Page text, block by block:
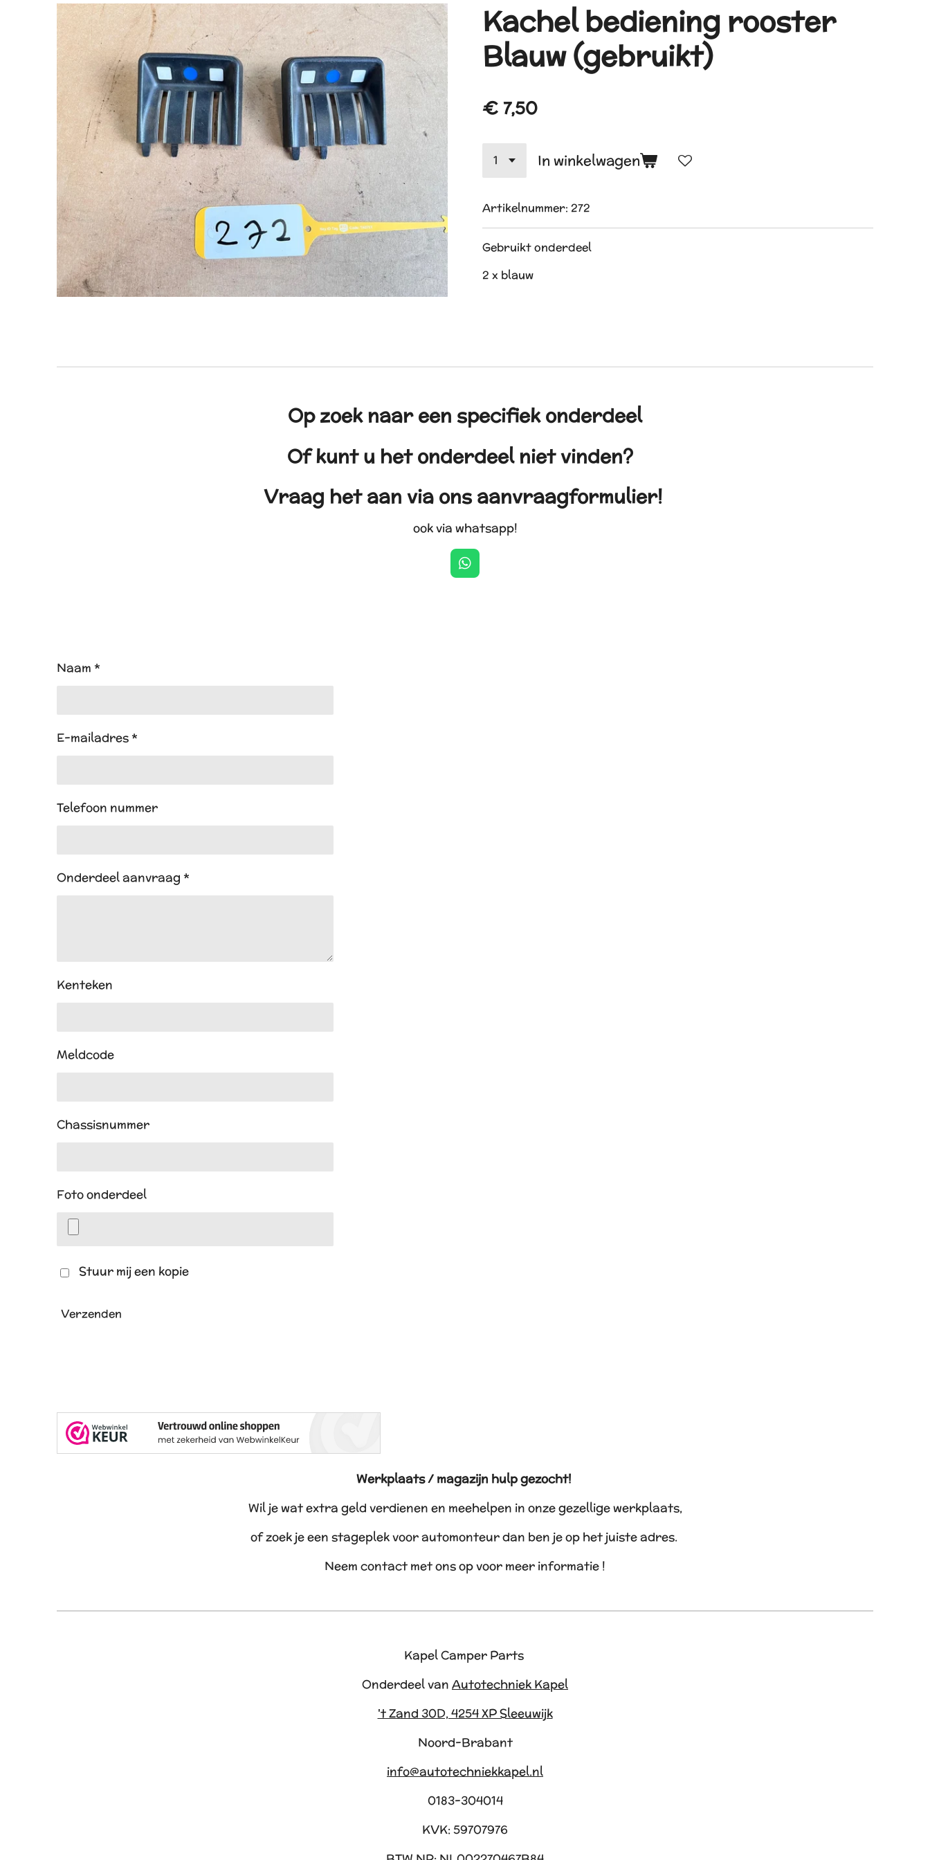
Kachel bediening rooster
Blauw (gebruikt)
€ 7,50
In winkelwagen
Artikelnummer: 272
Gebruikt onderdeel
2 x blauw
Op zoek naar een specifiek onderdeel
Of kunt u het onderdeel niet vinden?
Vraag het aan via ons aanvraagformulier!
ook via whatsapp!
W
h
Naam *
E-mailadres *
Telefoon nummer
Onderdeel aanvraag *
Kenteken
Meldcode
Chassisnummer
Foto onderdeel
Stuur mij een kopie
Verzenden
Werkplaats / magazijn hulp gezocht!
Wil je wat extra geld verdienen en meehelpen in onze gezellige werkplaats,
of zoek je een stageplek voor automonteur dan ben je op het juiste adres.
Neem contact met ons op voor meer informatie !
Kapel Camper Parts
Onderdeel van Autotechniek Kapel
't Zand 30D, 4254 XP Sleeuwijk
Noord-Brabant
info@autotechniekkapel.nl
0183-304014
KVK: 59707976